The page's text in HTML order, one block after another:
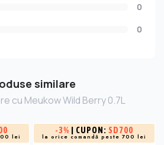
0
0
similare
cu Meukow Wild Berry 0.7L
lei
-3% | CUPON: SD700
la orice comandă peste 700 lei